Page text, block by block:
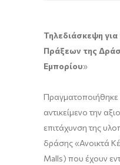
Τηλεδιάσκεψη
Πράξεων της
Εμπορίου»
Πραγματοποιήθηκε
αντικείμενο την
επιτάχυνση της
δράσης «Ανοικτά
Malls) που έχουν